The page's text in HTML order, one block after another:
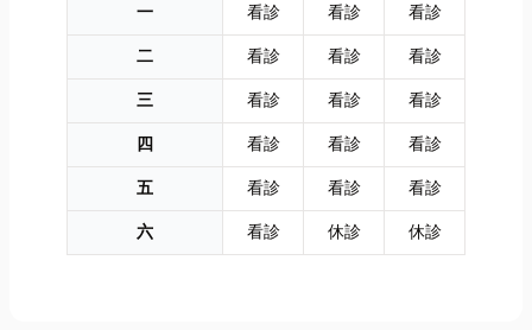
一
看診 看診
看診
二
看診 看診
看診
三
看診 看診
看診
四
看診 看診
看診
五
看診 看診
看診
六
看診 休診 休診